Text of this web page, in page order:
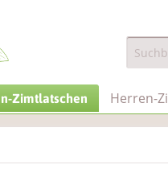
Zimtlatschen Herren-